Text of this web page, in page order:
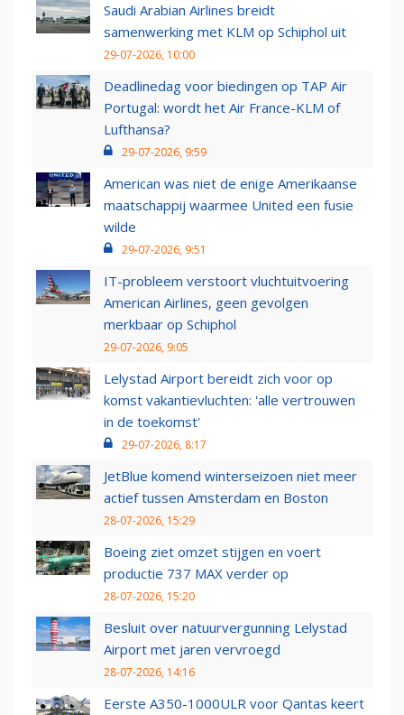
Saudi Arabian Airlines breidt
samenwerking met KLM op Schiphol uit
29-07-2026, 10:00
Deadlinedag voor biedingen op TAP Air
Portugal: wordt het Air France-KLM of
Lufthansa?
29-07-2026, 9:59
American was niet de enige Amerikaanse
maatschappij waarmee United een fusie
wilde
29-07-2026, 9:51
IT-probleem verstoort vluchtuitvoering
American Airlines, geen gevolgen
merkbaar op Schiphol
29-07-2026, 9:05
Lelystad Airport bereidt zich voor op
komst vakantievluchten: 'alle vertrouwen
in de toekomst'
29-07-2026, 8:17
JetBlue komend winterseizoen niet meer
actief tussen Amsterdam en Boston
28-07-2026, 15:29
Boeing ziet omzet stijgen en voert
productie 737 MAX verder op
28-07-2026, 15:20
Besluit over natuurvergunning Lelystad
Airport met jaren vervroegd
28-07-2026, 14:16
Eerste A350-1000ULR voor Qantas keert